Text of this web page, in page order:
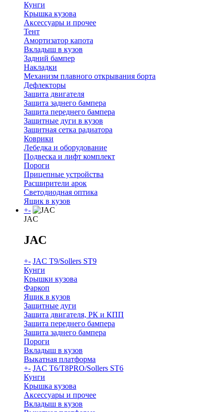
Кунги
Крышка кузова
Аксессуары и прочее
Тент
Амортизатор капота
Вкладыш в кузов
Задний бампер
Накладки
Механизм плавного открывания борта
Дефлекторы
Защита двигателя
Защита заднего бампера
Защита переднего бампера
Защитные дуги в кузов
Защитная сетка радиатора
Коврики
Лебедка и оборудование
Подвеска и лифт комплект
Пороги
Прицепные устройства
Расширители арок
Светодиодная оптика
Ящик в кузов
+-
JAC
JAC
+- JAC T9/Sollers ST9
Кунги
Крышки кузова
Фаркоп
Ящик в кузов
Защитные дуги
Защита двигателя, РК и КПП
Защита переднего бампера
Защита заднего бампера
Пороги
Вкладыш в кузов
Выкатная платформа
+- JAC T6/T8PRO/Sollers ST6
Кунги
Крышка кузова
Аксессуары и прочее
Вкладыш в кузов